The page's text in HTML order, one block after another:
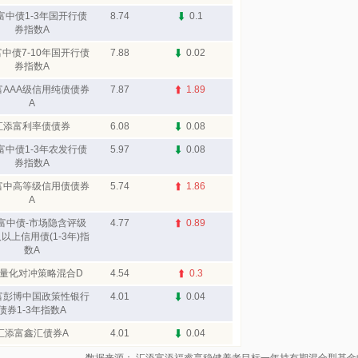
中债1-3年国开行债
券指数A
8.74 0.1
中债7-10年国开行债
券指数A
7.88 0.02
AAA级信用纯债债券
A
7.87 1.89
添富利率债债券 6.08 0.08
中债1-3年农发行债
券指数A
5.97 0.08
中高等级信用债债券
A
5.74 1.86
中债-市场隐含评级
上信用债(1-3年)指
数A
4.77 0.89
化对冲策略混合D 4.54 0.3
彭博中国政策性银行
券1-3年指数A
4.01 0.04
添富鑫汇债券A 4.01 0.04